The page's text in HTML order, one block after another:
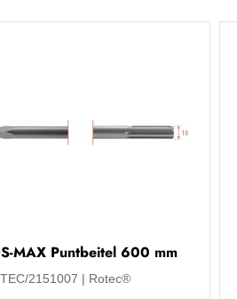
MAX Puntbeitel 600 mm
2151007 Rotec®